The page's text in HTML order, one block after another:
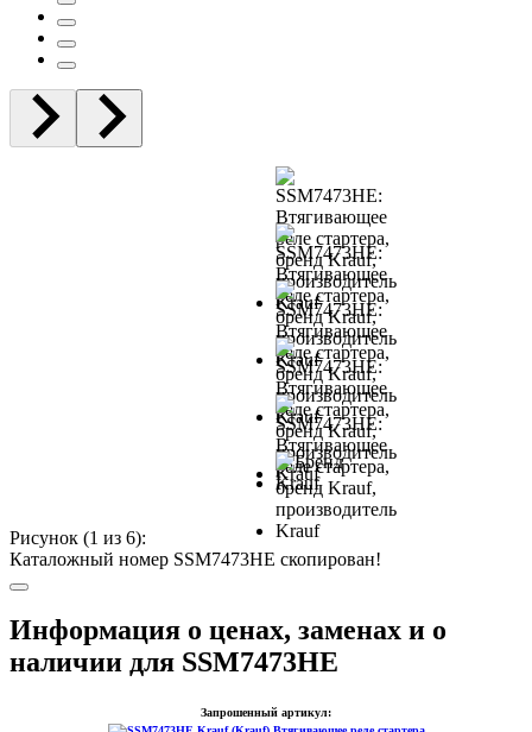
Рисунок (1 из 6):
Каталожный номер SSM7473HE скопирован!
Информация о ценах, заменах и о
наличии для SSM7473HE
Запрошенный артикул: